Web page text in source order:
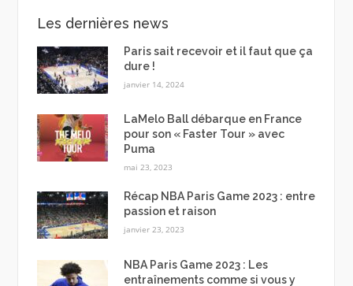
Les dernières news
Paris sait recevoir et il faut que ça
dure !
janvier 14, 2024
LaMelo Ball débarque en France
pour son « Faster Tour » avec
Puma
mai 23, 2023
Récap NBA Paris Game 2023 : entre
passion et raison
janvier 23, 2023
NBA Paris Game 2023 : Les
entraînements comme si vous y